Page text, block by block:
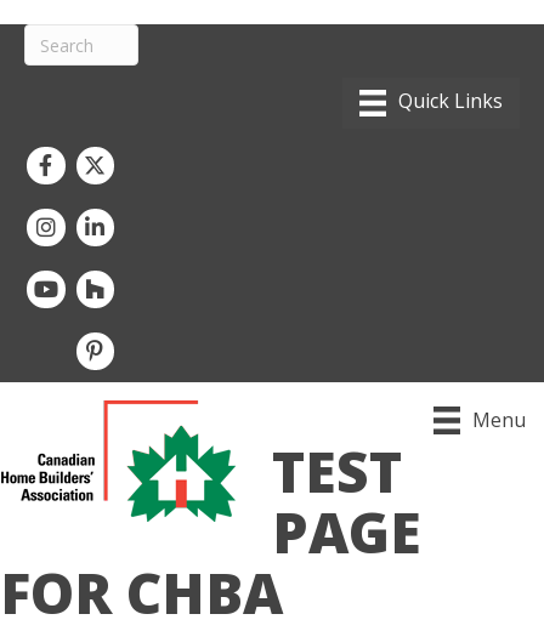
FacebookTwitter
InstagramLinkedIn
youtubehouzz
pintrest
Menu
TEST
PAGE
FOR CHBA